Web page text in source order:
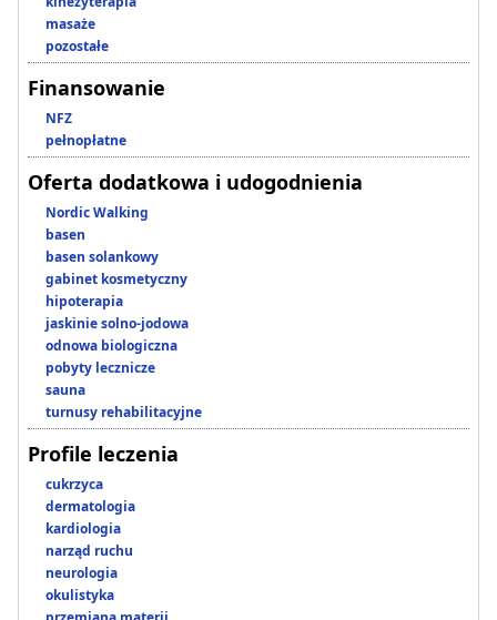
masaże
pozostałe
Finansowanie
NFZ
pełnopłatne
Oferta dodatkowa i udogodnienia
Nordic Walking
basen
basen solankowy
gabinet kosmetyczny
hipoterapia
jaskinie solno-jodowa
odnowa biologiczna
pobyty lecznicze
sauna
turnusy rehabilitacyjne
Profile leczenia
cukrzyca
dermatologia
kardiologia
narząd ruchu
neurologia
okulistyka